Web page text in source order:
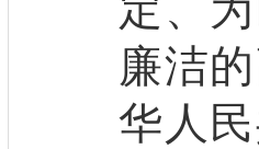
廉洁
华人